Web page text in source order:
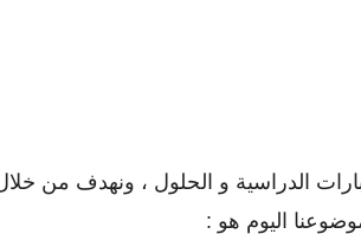
الدراسية و الحلول ، ونهدف من
اليوم هو :